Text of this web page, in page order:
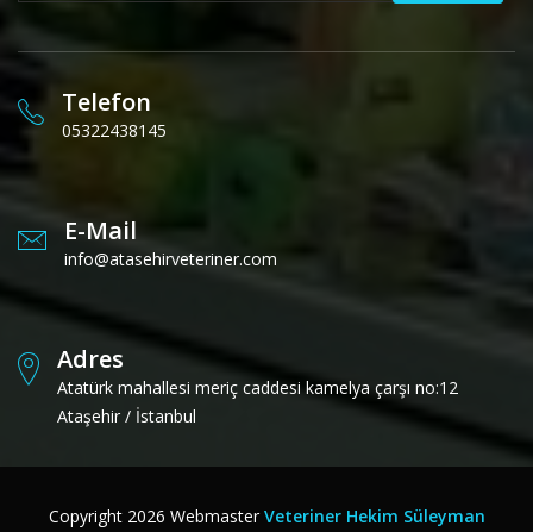
Telefon
05322438145
E-Mail
info@atasehirveteriner.com
Adres
Atatürk mahallesi meriç caddesi kamelya çarşı no:12
Ataşehir / İstanbul
Copyright 2026 Webmaster Veteriner Hekim Süleyman